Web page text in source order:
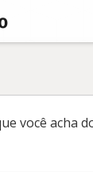
você acha